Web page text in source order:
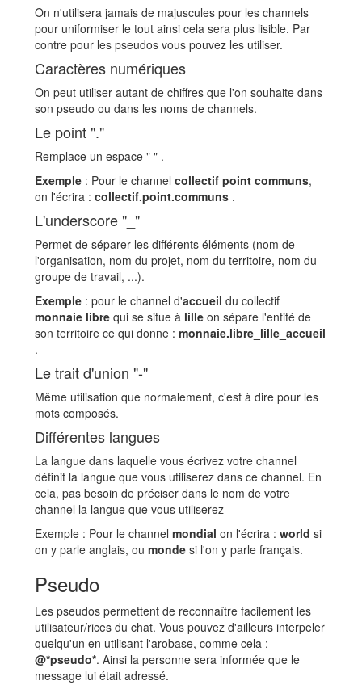
On n'utilisera jamais de majuscules pour les channels
pour uniformiser le tout ainsi cela sera plus lisible. Par
contre pour les pseudos vous pouvez les utiliser.
Caractères numériques
On peut utiliser autant de chiffres que l'on souhaite dans
son pseudo ou dans les noms de channels.
Le point "."
Remplace un espace " " .
Exemple : Pour le channel collectif point communs,
on l'écrira : collectif.point.communs .
L'underscore "_"
Permet de séparer les différents éléments (nom de
l'organisation, nom du projet, nom du territoire, nom du
groupe de travail, ...).
Exemple : pour le channel d'accueil du collectif
monnaie libre qui se situe à lille on sépare l'entité de
son territoire ce qui donne : monnaie.libre_lille_accueil
.
Le trait d'union "-"
Même utilisation que normalement, c'est à dire pour les
mots composés.
Différentes langues
La langue dans laquelle vous écrivez votre channel
définit la langue que vous utiliserez dans ce channel. En
cela, pas besoin de préciser dans le nom de votre
channel la langue que vous utiliserez
Exemple : Pour le channel mondial on l'écrira : world si
on y parle anglais, ou monde si l'on y parle français.
Pseudo
Les pseudos permettent de reconnaître facilement les
utilisateur/rices du chat. Vous pouvez d'ailleurs interpeler
quelqu'un en utilisant l'arobase, comme cela :
@*pseudo*. Ainsi la personne sera informée que le
message lui était adressé.